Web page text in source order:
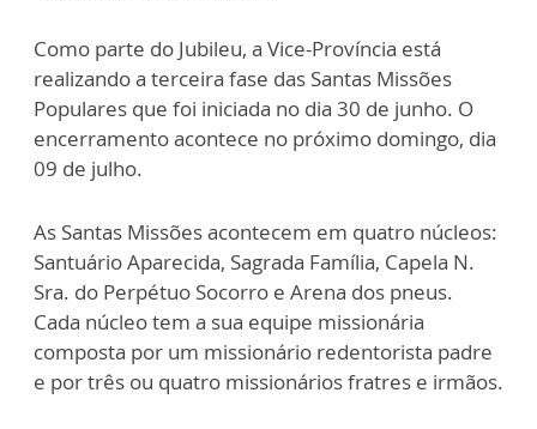
Como parte do Jubileu, a Vice-Província está
realizando a terceira fase das Santas Missões
Populares que foi iniciada no dia 30 de junho. O
encerramento acontece no próximo domingo, dia
09 de julho.
As Santas Missões acontecem em quatro núcleos:
Santuário Aparecida, Sagrada Família, Capela N.
Sra. do Perpétuo Socorro e Arena dos pneus.
Cada núcleo tem a sua equipe missionária
composta por um missionário redentorista padre
e por três ou quatro missionários fratres e irmãos.